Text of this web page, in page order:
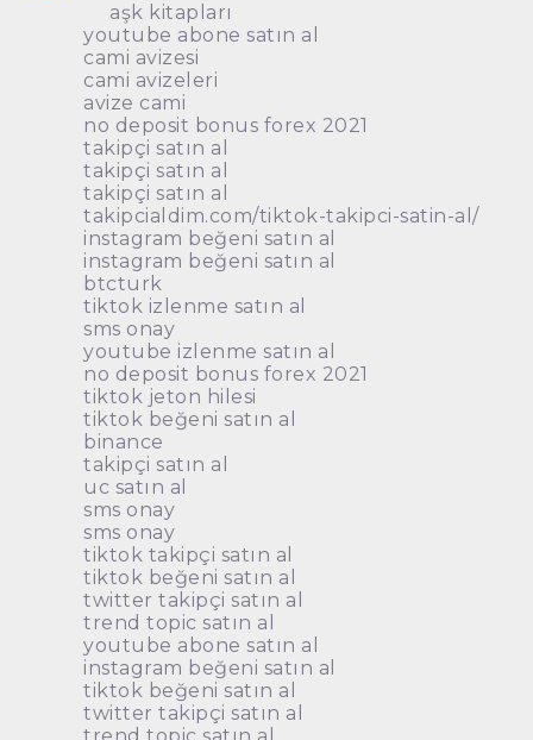
aşk kitapları
youtube abone satın al
cami avizesi
cami avizeleri
avize cami
no deposit bonus forex 2021
takipçi satın al
takipçi satın al
takipçi satın al
takipcialdim.com/tiktok-takipci-satin-al/
instagram beğeni satın al
instagram beğeni satın al
btcturk
tiktok izlenme satın al
sms onay
youtube izlenme satın al
no deposit bonus forex 2021
tiktok jeton hilesi
tiktok beğeni satın al
binance
takipçi satın al
uc satın al
sms onay
sms onay
tiktok takipçi satın al
tiktok beğeni satın al
twitter takipçi satın al
trend topic satın al
youtube abone satın al
instagram beğeni satın al
tiktok beğeni satın al
twitter takipçi satın al